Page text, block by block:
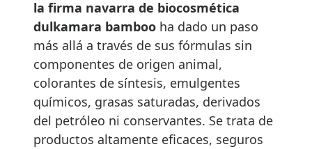
la firma navarra de biocosmética
dulkamara bamboo ha dado un paso
más allá a través de sus fórmulas sin
componentes de origen animal,
colorantes de síntesis, emulgentes
químicos, grasas saturadas, derivados
del petróleo ni conservantes. Se trata de
productos altamente eficaces, seguros